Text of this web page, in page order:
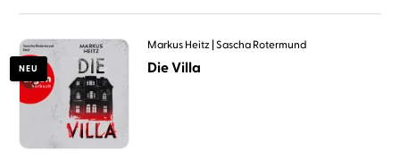
NEU
Markus Heitz Sascha Rotermund
Die Villa